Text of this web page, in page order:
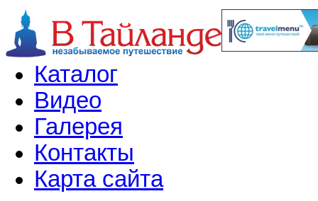
Каталог
Видео
Галерея
Контакты
Карта сайта